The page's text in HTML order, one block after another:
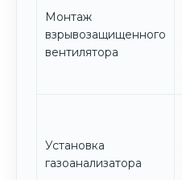
Монтаж
взрывозащищенного
вентилятора
Установка
газоанализатора